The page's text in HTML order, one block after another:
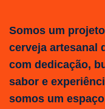
Somos um
cerveja artesanal
com dedicação,
sabor e
somos um